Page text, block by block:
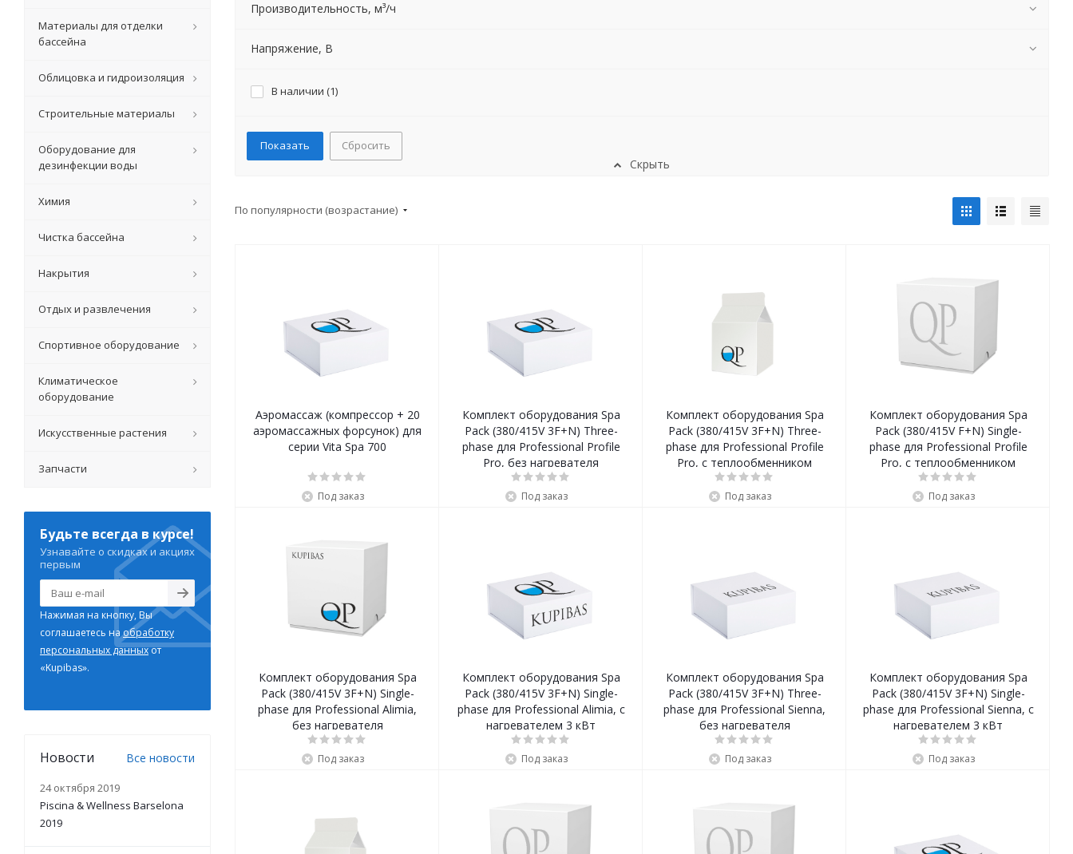
Производительность, м³/ч
Напряжение, В
В наличии (1)
Сбросить
Скрыть
По популярности (возрастание)
Аэромассаж (компрессор + 20
аэромассажных форсунок) для
серии Vita Spa 700
Под заказ
Комплект оборудования Spa
Pack (380/415V 3F+N) Three-
phase для Professional Profile
Pro, без нагревателя
Под заказ
Комплект оборудования Spa
Pack (380/415V 3F+N) Three-
phase для Professional Profile
Pro, с теплообменником
Под заказ
Комплект оборудования Spa
Pack (380/415V F+N) Single-
phase для Professional Profile
Pro, с теплообменником
Под заказ
Комплект оборудования Spa
Pack (380/415V 3F+N) Single-
phase для Professional Alimia,
без нагревателя
Под заказ
Комплект оборудования Spa
Pack (380/415V 3F+N) Single-
phase для Professional Alimia, с
нагревателем 3 кВт
Под заказ
Комплект оборудования Spa
Pack (380/415V 3F+N) Three-
phase для Professional Sienna,
без нагревателя
Под заказ
Комплект оборудования Spa
Pack (380/415V 3F+N) Single-
phase для Professional Sienna, с
нагревателем 3 кВт
Под заказ
Материалы для отделки
бассейна
Облицовка и гидроизоляция
Строительные материалы
Оборудование для
дезинфекции воды
Химия
Чистка бассейна
Накрытия
Отдых и развлечения
Спортивное оборудование
Климатическое
оборудование
Искусственные растения
Запчасти
Будьте всегда в курсе!
Узнавайте о скидках и акциях
первым
Нажимая на кнопку, Вы
соглашаетесь наобработку
персональных данныхот
«Kupibas».
Новости Все новости
24 октября 2019
Piscina & Wellness Barselona
2019